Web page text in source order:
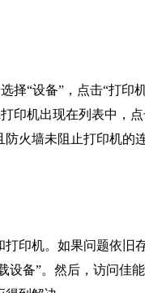
择“设备”，点击“打印
印机出现在列表中，
防火墙未阻止打印机的
打印机。如果问题依旧
设备”。然后，访问佳